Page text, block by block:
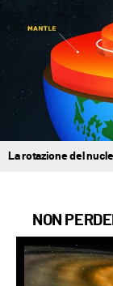
La rotazione del
NON